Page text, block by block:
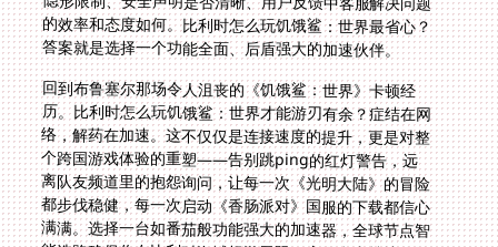
答案就是选择一个功能全面、后盾强大的加速伙伴。
回到布鲁塞尔那场令人沮丧的《饥饿鲨：世界》卡顿经
历。比利时怎么玩饥饿鲨：世界才能游刃有余？症结在网
络，解药在加速。这不仅仅是连接速度的提升，更是对整
个跨国游戏体验的重塑——告别跳ping的红灯警告，远
离队友频道里的抱怨询问，让每一次《光明大陆》的冒险
都步伐稳健，每一次启动《香肠派对》国服的下载都信心
满满。选择一台如番茄般功能强大的加速器，全球节点智
能选路确保你在比利时海域畅游无阻，全平台支持让你随
时随地无缝切换战场，无限流量专线保障无论是英国高地
的战斗还是澳洲海滩上的吃鸡时刻都流畅稳定，加密传输
技术则是你账号安全的隐形护盾，背后7×24小时的专业
团队时刻待命。现在，是时候重新夺回属于你的国服战场